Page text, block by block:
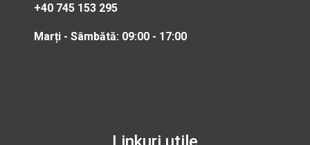
+40 745 153 295
Marți - Sâmbătă: 09:00 - 17:00